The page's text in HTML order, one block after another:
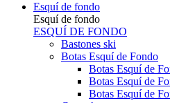
Esquí de fondo
Esquí de fondo
ESQUÍ DE FONDO
Bastones ski
Botas Esquí de Fondo
Botas Esquí de
Botas Esquí de
Botas Esquí de